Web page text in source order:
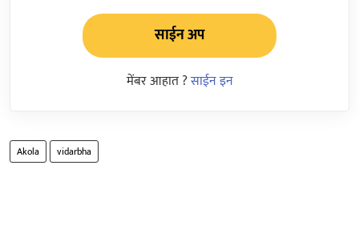
साईन अप
मेंबर आहात ?साईन इन
Akola vidarbha